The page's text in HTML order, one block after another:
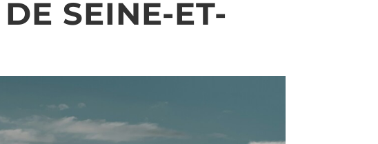
SEINE-ET-